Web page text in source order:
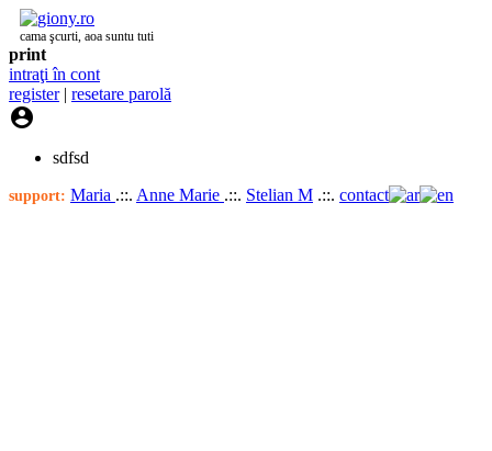
cama şcurti, aoa suntu tuti
print
intraţi în cont
register| resetare parolă

sdfsd
support: Maria .::. Anne Marie .::. Stelian M .::. contact